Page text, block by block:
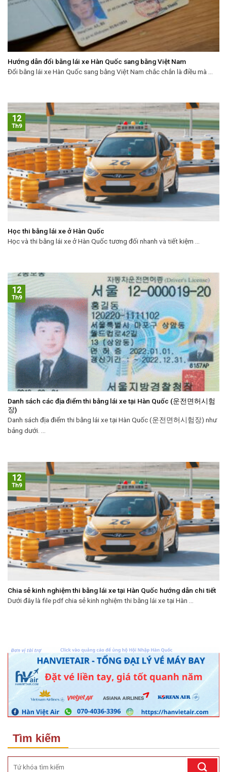
Hướng dẫn đổi bằng lái xe Hàn Quốc sang bằng Việt Nam
Đổi bằng lái xe Hàn Quốc sang bằng Việt Nam chắc chắn là điều mà ...
Học thi bằng lái xe ở Hàn Quốc
Học và thi bằng lái xe ở Hàn Quốc tương đối nhanh và tiết kiệm ...
12
Th9
Danh sách các địa điểm thi bằng lái xe tại Hàn Quốc (운전면허시험
장)
Danh sách địa điểm thi bằng lái xe tại Hàn Quốc (운전면허시험장) như
bảng dưới. ...
12
Th9
Chia sẻ kinh nghiệm thi bằng lái xe tại Hàn Quốc hướng dẫn chi tiết
Dưới đây là file pdf chia sẻ kinh nghiệm thi bằng lái xe tại Hàn ...
12
Th9
Tìm kiếm